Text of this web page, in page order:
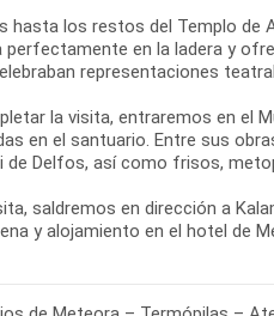
hasta los restos del Templo de
perfectamente en la ladera y
representaciones
la visita, entraremos en el
en el santuario. Entre sus
de Delfos, así como frisos,
saldremos en dirección a
y alojamiento en el hotel de